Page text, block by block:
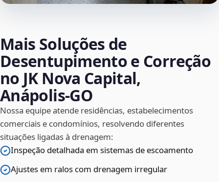
Mais Soluções de
Desentupimento e Correção
no JK Nova Capital,
Anápolis‑GO
Nossa equipe atende residências, estabelecimentos
comerciais e condomínios, resolvendo diferentes
situações ligadas à drenagem:
Inspeção detalhada em sistemas de escoamento
Ajustes em ralos com drenagem irregular